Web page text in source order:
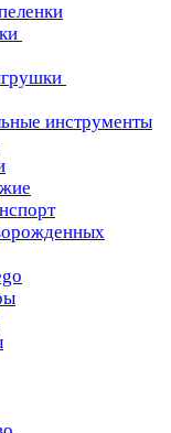
инструменты